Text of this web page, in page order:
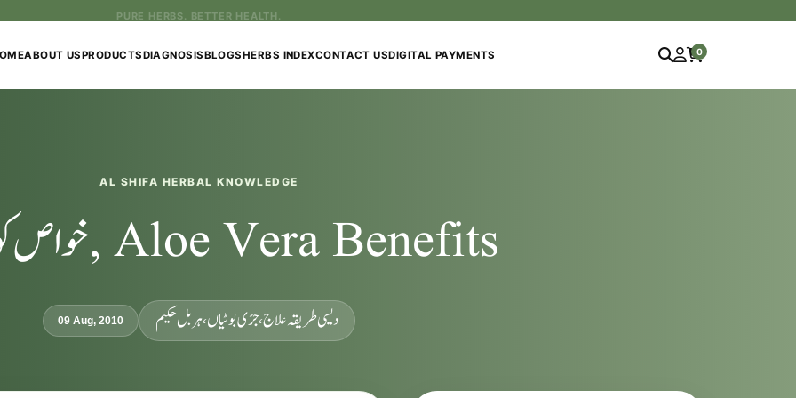
PURE HERBS. BETTER HEALTH.
ABOUT USPRODUCTSDIAGNOSISBLOGSHERBS INDEXCONTACT USDIGITAL PAYMENTS 0
AL SHIFA HERBAL KNOWLEDGE
Aloe Vera Benefits ,خواص کوارگندل
09 Aug, 2010 دیسی طریقہ علاج، جڑی بوٹیاں، ہربل حکیم